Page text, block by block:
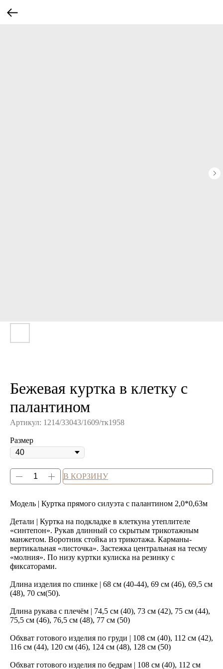
Бежевая куртка в клетку с
палантином
Артикул: 1214/33043/1609/тк1958
Размер
В КОРЗИНУ
Модель | Куртка прямого силуэта с палантином 2,0*0,63м
Детали | Куртка на подкладке в клеткуна утеплителе
«синтепон». Рукав длинный со скрытым трикотажным
манжетом. Воротник стойка из трикотажа. Карманы-
вертикальная «листочка». Застежка центральная на тесму
«молния». По низу куртки кулиска на резинку с
фиксаторами.
Длина изделия по спинке | 68 см (40-44), 69 см (46), 69,5 см
(48), 70 см(50).
Длина рукава с плечём | 74,5 см (40), 73 см (42), 75 см (44),
75,5 см (46), 76,5 см (48), 77 см (50)
Обхват готового изделия по груди | 108 см (40), 112 см (42),
116 см (44), 120 см (46), 124 см (48), 128 см (50)
Обхват готового изделия по бедрам | 108 см (40), 112 см